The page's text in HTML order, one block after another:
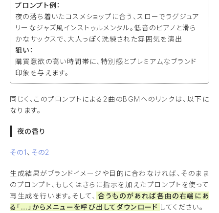
プロンプト例：
夜の落ち着いたコスメショップに合う、スローでラグジュア
リーなジャズ風インストゥルメンタル。低音のピアノと滑ら
かなサックスで、大人っぽく洗練された雰囲気を演出
狙い：
購買意欲の高い時間帯に、特別感とプレミアムなブランド
印象を与えます。
同じく、このプロンプトによる2曲のBGMへのリンクは、以下に
なります。
夜の香り
その1、 その2
生成結果がブランドイメージや目的に合わなければ、そのまま
のプロンプト、もしくはさらに指示を加えたプロンプトを使って
再生成を行います。そして、 合うものがあれば各曲の右端にあ
る「…」からメニューを呼び出してダウンロード してください。